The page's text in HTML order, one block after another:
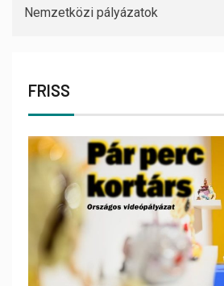
Nemzetközi pályázatok
FRISS